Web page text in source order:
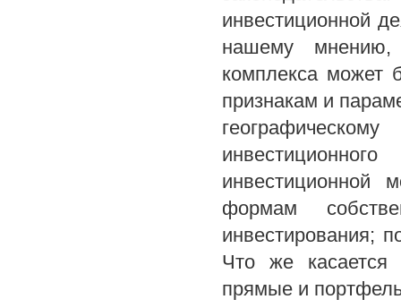
инвестиционной
нашему мнению,
комплекса может
признакам и
инвестиционной
формам
инвестирования;
Что же касается
прямые и